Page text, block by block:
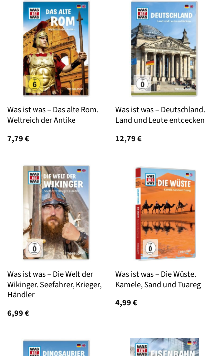
Was ist was – Das alte Rom.
Weltreich der Antike
7,79€
Was ist was – Deutschland.
Land und Leute entdecken
12,79€
Was ist was – Die Welt der
Wikinger. Seefahrer, Krieger,
Händler
6,99€
Was ist was – Die Wüste.
Kamele, Sand und Tuareg
4,99€